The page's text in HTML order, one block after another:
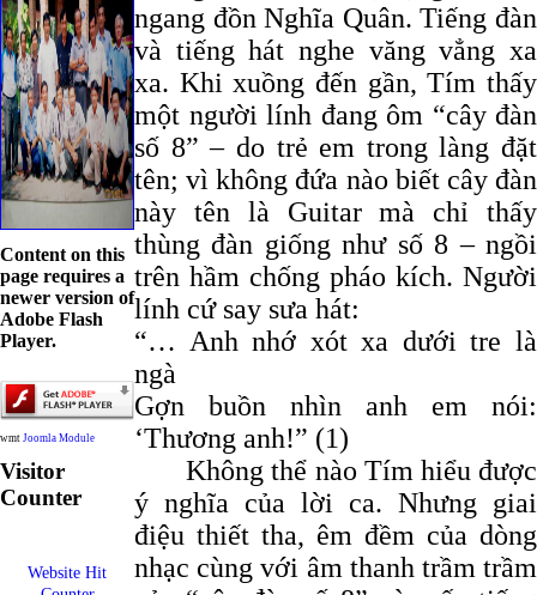
Content on this
page requires a
newer version of
Adobe Flash
Player.
wmt Joomla Module
Visitor
Counter
Website Hit
ngang đồn Nghĩa Quân. Tiếng đàn
và tiếng hát nghe văng vẳng xa
xa. Khi xuồng đến gần, Tím thấy
một người lính đang ôm “cây đàn
số 8” – do trẻ em trong làng đặt
tên; vì không đứa nào biết cây đàn
này tên là Guitar mà chỉ thấy
thùng đàn giống như số 8 – ngồi
trên hầm chống pháo kích. Người
lính cứ say sưa hát:
“… Anh nhớ xót xa dưới tre là
ngà
Gợn buồn nhìn anh em nói:
‘Thương anh!” (1)
Không thể nào Tím hiểu được
ý nghĩa của lời ca. Nhưng giai
điệu thiết tha, êm đềm của dòng
nhạc cùng với âm thanh trầm trầm